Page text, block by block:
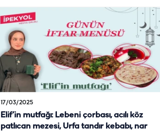
17/03/2025
Elif’in mutfağı: Lebeni çorbası, acılı köz
patlıcan mezesi, Urfa tandır kebabı, nar